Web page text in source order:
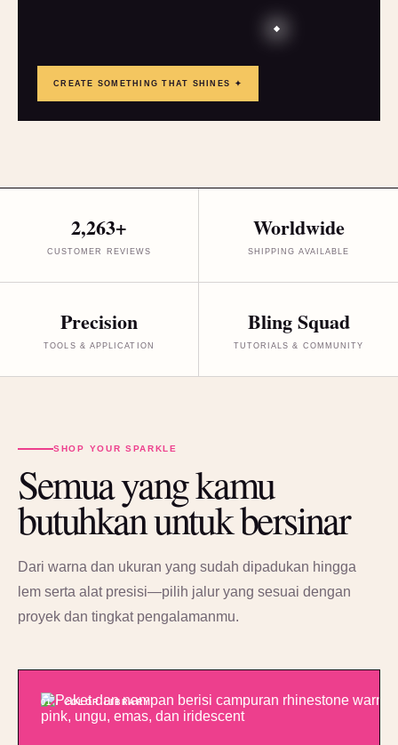
CREATE SOMETHING THAT SHINES ✦
2,263+
CUSTOMER REVIEWS
Worldwide
SHIPPING AVAILABLE
Precision
TOOLS & APPLICATION
Bling Squad
TUTORIALS & COMMUNITY
SHOP YOUR SPARKLE
Semua yang kamu
butuhkan untuk bersinar
Dari warna dan ukuran yang sudah dipadukan hingga
lem serta alat presisi—pilih jalur yang sesuai dengan
proyek dan tingkat pengalamanmu.
01 / COLOR LIBRARY